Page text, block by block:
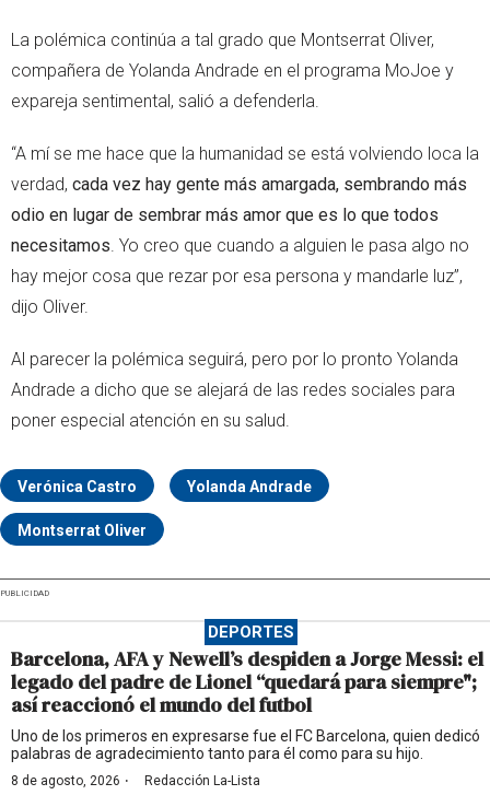
La polémica continúa a tal grado que Montserrat Oliver,
compañera de Yolanda Andrade en el programa MoJoe y
expareja sentimental, salió a defenderla.
“A mí se me hace que la humanidad se está volviendo loca la
verdad, cada vez hay gente más amargada, sembrando más
odio en lugar de sembrar más amor que es lo que todos
necesitamos. Yo creo que cuando a alguien le pasa algo no
hay mejor cosa que rezar por esa persona y mandarle luz”,
dijo Oliver.
Al parecer la polémica seguirá, pero por lo pronto Yolanda
Andrade a dicho que se alejará de las redes sociales para
poner especial atención en su salud.
Verónica Castro Yolanda Andrade
Montserrat Oliver
PUBLICIDAD
DEPORTES
Barcelona, AFA y Newell’s despiden a Jorge Messi: el
legado del padre de Lionel “quedará para siempre";
así reaccionó el mundo del futbol
Uno de los primeros en expresarse fue el FC Barcelona, quien dedicó
palabras de agradecimiento tanto para él como para su hijo.
8 de agosto, 2026 · Redacción La-Lista